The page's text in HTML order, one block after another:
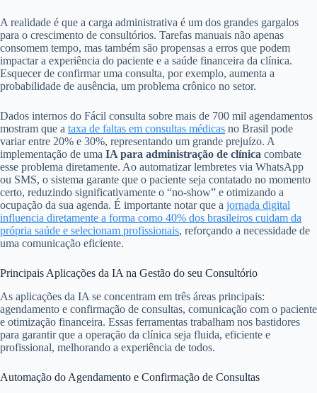
A realidade é que a carga administrativa é um dos grandes gargalos
para o crescimento de consultórios. Tarefas manuais não apenas
consomem tempo, mas também são propensas a erros que podem
impactar a experiência do paciente e a saúde financeira da clínica.
Esquecer de confirmar uma consulta, por exemplo, aumenta a
probabilidade de ausência, um problema crônico no setor.
Dados internos do Fácil consulta sobre mais de 700 mil agendamentos
mostram que a taxa de faltas em consultas médicas no Brasil pode
variar entre 20% e 30%, representando um grande prejuízo. A
implementação de uma IA para administração de clínica combate
esse problema diretamente. Ao automatizar lembretes via WhatsApp
ou SMS, o sistema garante que o paciente seja contatado no momento
certo, reduzindo significativamente o “no-show” e otimizando a
ocupação da sua agenda. É importante notar que a jornada digital
influencia diretamente a forma como 40% dos brasileiros cuidam da
própria saúde e selecionam profissionais, reforçando a necessidade de
uma comunicação eficiente.
Principais Aplicações da IA na Gestão do seu Consultório
As aplicações da IA se concentram em três áreas principais:
agendamento e confirmação de consultas, comunicação com o paciente
e otimização financeira. Essas ferramentas trabalham nos bastidores
para garantir que a operação da clínica seja fluida, eficiente e
profissional, melhorando a experiência de todos.
Automação do Agendamento e Confirmação de Consultas